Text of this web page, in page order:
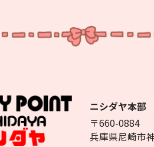
ニシダヤ本部
〒660-0884
兵庫県尼崎市